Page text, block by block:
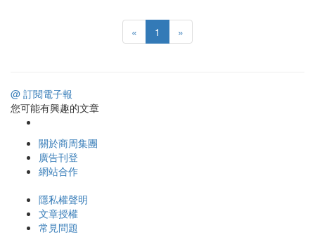
« 1 »
@ 訂閱電子報
您可能有興趣的文章
關於商周集團
廣告刊登
網站合作
隱私權聲明
文章授權
常見問題